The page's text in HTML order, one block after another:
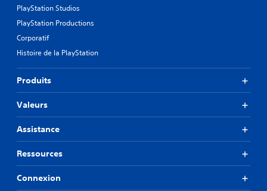
PlayStation Studios
PlayStation Productions
Corporatif
Histoire de la PlayStation
Produits
Valeurs
Assistance
Ressources
Connexion